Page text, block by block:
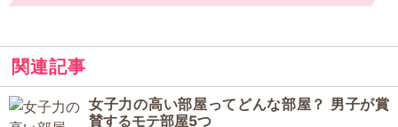
関連記事
女子力の高い部屋ってどんな部屋？ 男子が賞
賛するモテ部屋5つ